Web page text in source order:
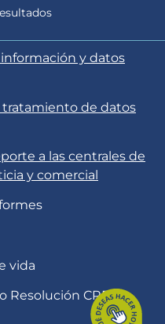
y datos
tratamiento de datos
a las centrales de
y comercial
vida
Resolución CREG